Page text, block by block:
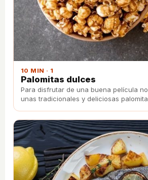
10 MIN · 1
Palomitas dulces
Para disfrutar de una buena película
unas tradicionales y deliciosas